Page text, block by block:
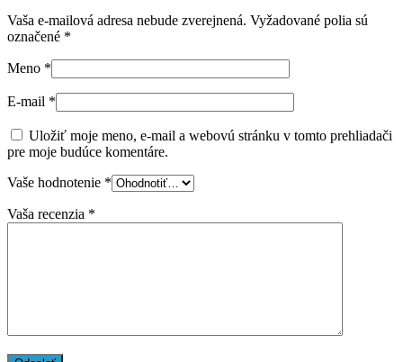
Vaša e-mailová adresa nebude zverejnená. Vyžadované polia sú
označené *
Meno *
E-mail *
Uložiť moje meno, e-mail a webovú stránku v tomto prehliadači
pre moje budúce komentáre.
Vaše hodnotenie *
Vaša recenzia *